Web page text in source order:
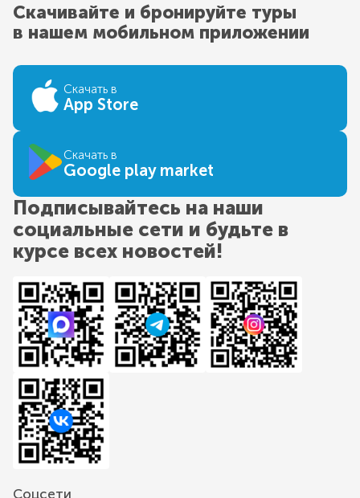
Скачивайте и бронируйте туры
в нашем мобильном приложении
Скачать в
App Store
Скачать в
Google play market
Подписывайтесь на наши
социальные сети и будьте в
курсе всех новостей!
Соцсети